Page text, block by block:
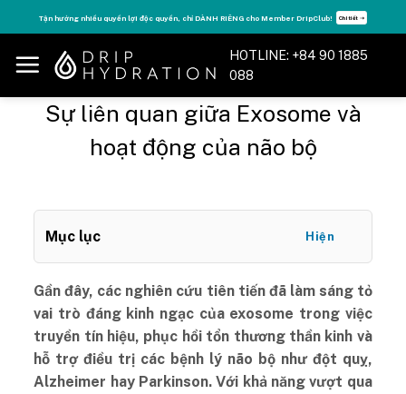
to
content
Tận hưởng nhiều quyền lợi độc quyền, chỉ DÀNH RIÊNG cho Member DripClub! Chi tiết ➝
HOTLINE: +84 90 1885
088
Sự liên quan giữa Exosome và
hoạt động của não bộ
Mục lục Hiện
Gần đây, các nghiên cứu tiên tiến đã làm sáng tỏ
vai trò đáng kinh ngạc của exosome trong việc
truyền tín hiệu, phục hồi tổn thương thần kinh và
hỗ trợ điều trị các bệnh lý não bộ như đột quỵ,
Alzheimer hay Parkinson. Với khả năng vượt qua